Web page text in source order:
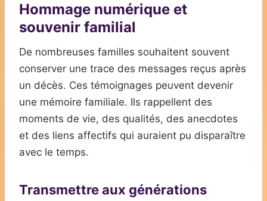
Hommage numérique et
souvenir familial
De nombreuses familles souhaitent souvent
conserver une trace des messages reçus après
un décès. Ces témoignages peuvent devenir
une mémoire familiale. Ils rappellent des
moments de vie, des qualités, des anecdotes
et des liens affectifs qui auraient pu disparaître
avec le temps.
Transmettre aux générations